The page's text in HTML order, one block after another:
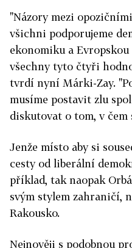
"Názory mezi
všichni podporujeme
ekonomiku a
všechny tyto čtyři
tvrdí nyní Márki-Zay.
musíme postavit zlu
diskutovat o tom, v čem
Jenže místo aby si
cesty od liberální
příklad, tak naopak
svým stylem zahraničí,
Rakousko.
Nejnověji s podobnou